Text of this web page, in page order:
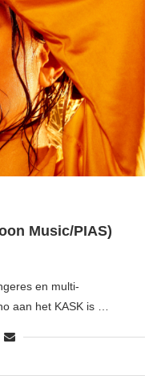
Music/PIAS)
en multi-
aan het KASK is …